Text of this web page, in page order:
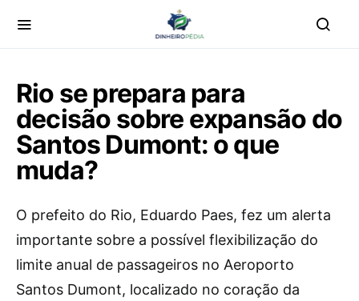
Rio se prepara para
decisão sobre expansão do
Santos Dumont: o que
muda?
O prefeito do Rio, Eduardo Paes, fez um alerta
importante sobre a possível flexibilização do
limite anual de passageiros no Aeroporto
Santos Dumont, localizado no coração da